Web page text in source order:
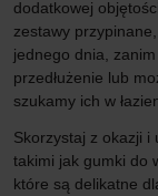
dodatkowej
zestawy
jednego dnia,
przedłużenie lub
szukamy ich w
Skorzystaj z okazji i
takimi jak gumki do
które są delikatne